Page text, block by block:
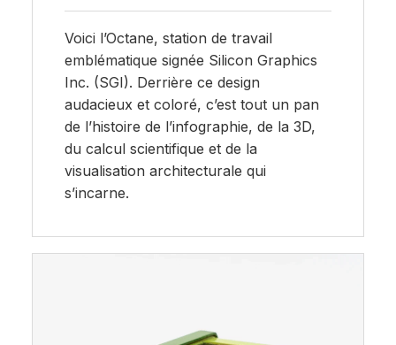
Voici l’Octane, station de travail
emblématique signée Silicon Graphics
Inc. (SGI). Derrière ce design
audacieux et coloré, c’est tout un pan
de l’histoire de l’infographie, de la 3D,
du calcul scientifique et de la
visualisation architecturale qui
s’incarne.